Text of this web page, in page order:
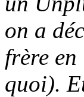
on a
frère
quoi).